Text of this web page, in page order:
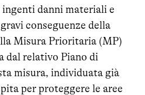
danni materiali e
conseguenze della
Misura Prioritaria (MP)
dal relativo Piano di
misura, individuata già
per proteggere le aree